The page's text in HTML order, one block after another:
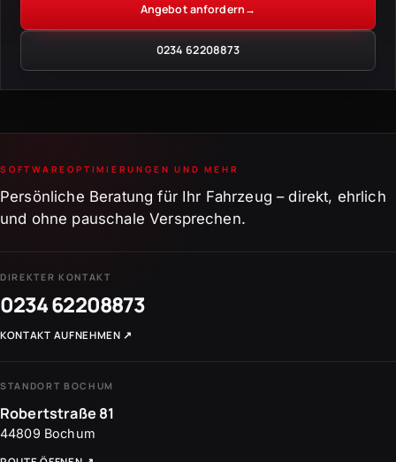
Angebot anfordern→
0234 62208873
SOFTWAREOPTIMIERUNGEN UND MEHR
Persönliche Beratung für Ihr Fahrzeug – direkt, ehrlich
und ohne pauschale Versprechen.
DIREKTER KONTAKT
0234 62208873
KONTAKT AUFNEHMEN ↗
STANDORT BOCHUM
Robertstraße 81
44809 Bochum